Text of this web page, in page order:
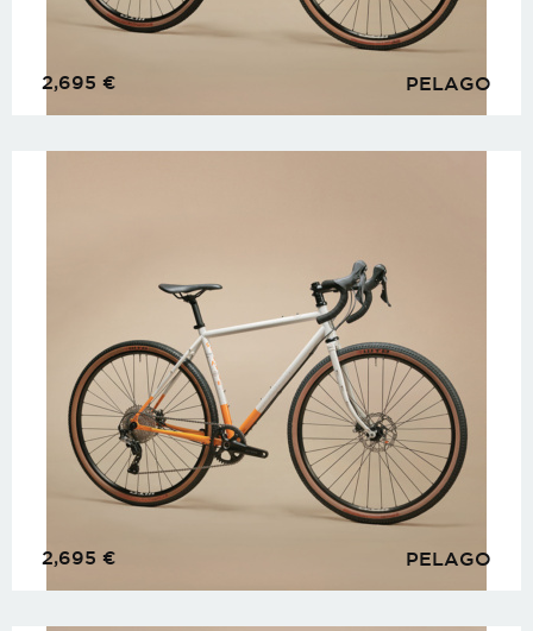
PELAGO
2,695 €
PELAGO
2,695 €